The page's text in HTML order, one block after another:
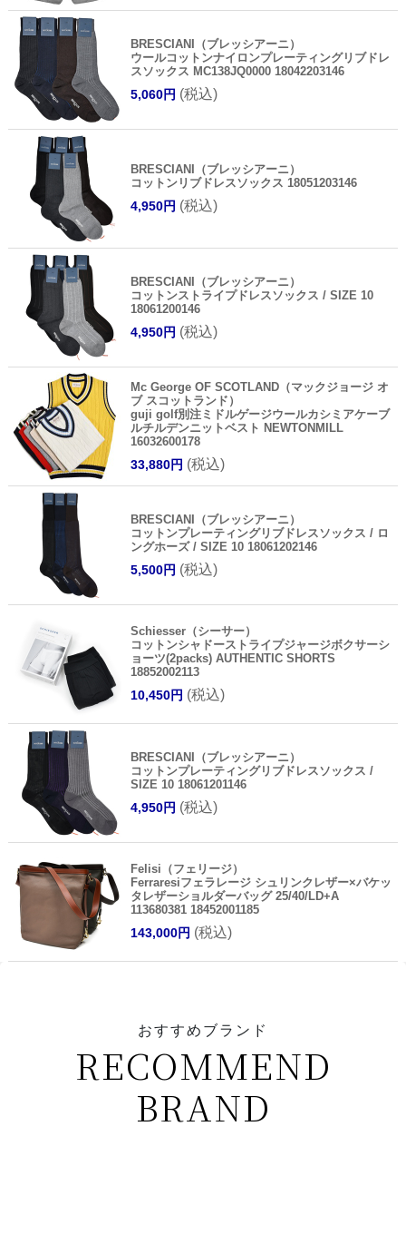
BRESCIANI（ブレッシアーニ）
ウールコットンナイロンプレーティングリブドレ
スソックス MC138JQ0000 18042203146
5,060円 (税込)
BRESCIANI（ブレッシアーニ）
コットンリブドレスソックス 18051203146
4,950円 (税込)
BRESCIANI（ブレッシアーニ）
コットンストライプドレスソックス / SIZE 10
18061200146
4,950円 (税込)
Mc George OF SCOTLAND（マックジョージ オ
ブ スコットランド）
guji golf別注ミドルゲージウールカシミアケーブ
ルチルデンニットベスト NEWTONMILL
16032600178
33,880円 (税込)
BRESCIANI（ブレッシアーニ）
コットンプレーティングリブドレスソックス / ロ
ングホーズ / SIZE 10 18061202146
5,500円 (税込)
Schiesser（シーサー）
コットンシャドーストライプジャージボクサーシ
ョーツ(2packs) AUTHENTIC SHORTS
18852002113
10,450円 (税込)
BRESCIANI（ブレッシアーニ）
コットンプレーティングリブドレスソックス /
SIZE 10 18061201146
4,950円 (税込)
Felisi（フェリージ）
Ferraresiフェラレージ シュリンクレザー×バケッ
タレザーショルダーバッグ 25/40/LD+A
113680381 18452001185
143,000円 (税込)
おすすめブランド
RECOMMEND
BRAND